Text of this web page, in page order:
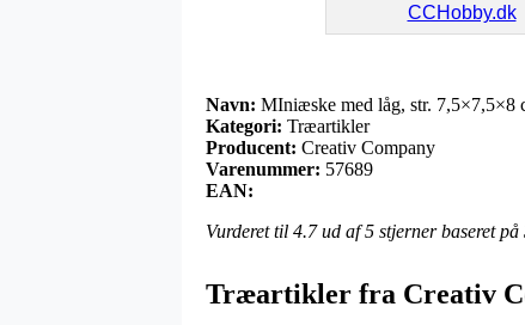
CCHobby.dk
Navn: MIniæske med låg, str. 7,5×7,5×8
Kategori: Træartikler
Producent: Creativ Company
Varenummer: 57689
EAN:
Vurderet til 4.7ud af 5 stjerner baseret på
Træartikler fra Creativ